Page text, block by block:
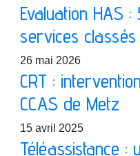
Evaluation HAS
services
26 mai 2026
CRT :
CCAS de Metz
15 avril 2025
Téléassistance :